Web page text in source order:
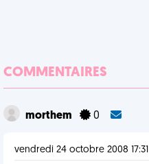
COMMENTAIRES
morthem 0
vendredi 24 octobre 2008 17:31